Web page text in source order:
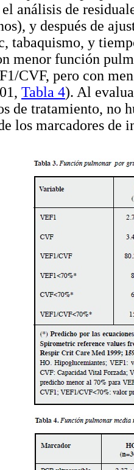
análisis de
y después de
tabaquismo, y
menor función
CVF, pero con
Tabla 4). Al
de tratamiento, no
los marcadores de